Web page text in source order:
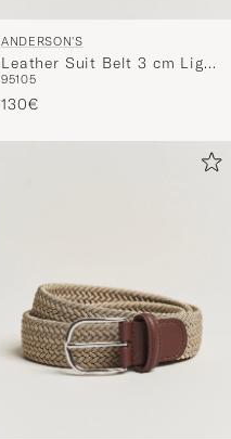
ANDERSON'S
Leather Suit Belt 3 cm Light
Brown
95105
130€